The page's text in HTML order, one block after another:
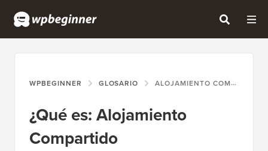
WPBEGINNER GLOSARIO ALOJAMIENTO COMPARTIDO
¿Qué es: Alojamiento
Compartido